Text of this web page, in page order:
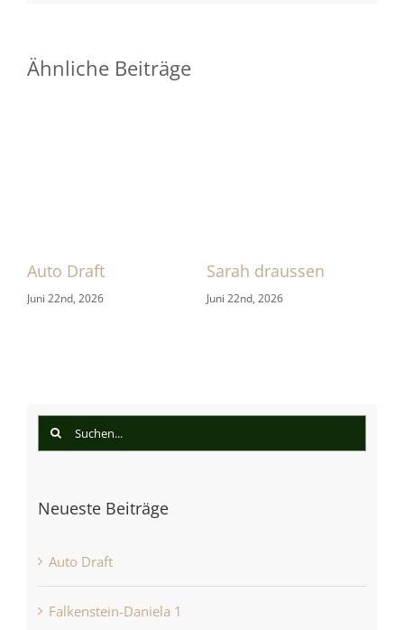
Ähnliche Beiträge
Auto Draft
Juni 22nd, 2026
Sarah draussen
Juni 22nd, 2026
Suche
Neueste Beiträge
Auto Draft
Falkenstein-Daniela 1